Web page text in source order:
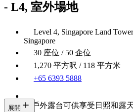
- L4, 室外場地
Level 4, Singapore Land
Singapore
30 座位 / 50 企位
1,270 平方呎 / 118 平方米
+65 6393 5888
有戶外露台可供享受日照和露
展開